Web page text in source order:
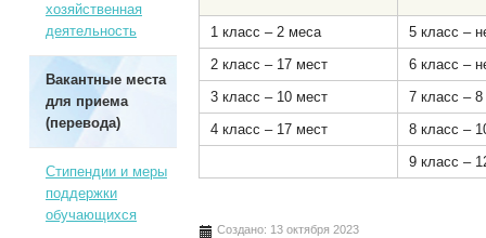
1 класс – 2 меса
5 класс –
2 класс – 17 мест
6 класс –
3 класс – 10 мест
7 класс –
4 класс – 17 мест
8 класс –
9 класс –
Создано: 13 октября 2023
хозяйственная
деятельность
Вакантные места
для приема
(перевода)
Стипендии и меры
поддержки
обучающихся